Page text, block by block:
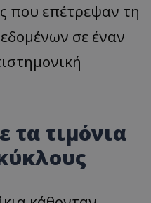
που επέτρεψαν τη
σε έναν
τα τιμόνια